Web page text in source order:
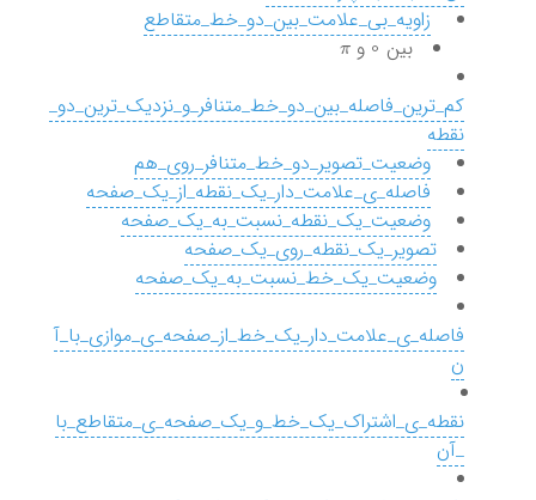
زاویه_بی_علامت_بین_دو_خط_متقاطع
بین 0 و π
کم_ترین_فاصله_بین_دو_خط_متنافر_و_نزدیک_ترین_دو_
نقطه
وضعیت_تصویر_دو_خط_متنافر_روی_هم
فاصله_ی_علامت_دار_یک_نقطه_از_یک_صفحه
وضعیت_یک_نقطه_نسبت_به_یک_صفحه
تصویر_یک_نقطه_روی_یک_صفحه
وضعیت_یک_خط_نسبت_به_یک_صفحه
فاصله_ی_علامت_دار_یک_خط_از_صفحه_ی_موازی_با_آ
ن
نقطه_ی_اشتراک_یک_خط_و_یک_صفحه_ی_متقاطع_با
_آن